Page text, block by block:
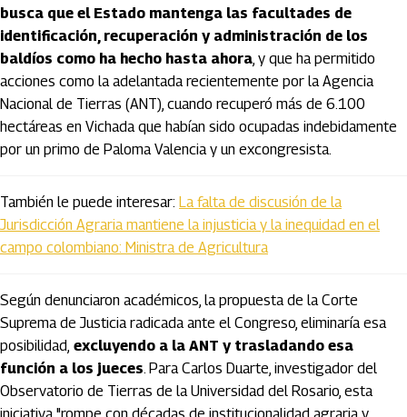
busca que el Estado mantenga las facultades de
identificación, recuperación y administración de los
baldíos como ha hecho hasta ahora, y que ha permitido
acciones como la adelantada recientemente por la Agencia
Nacional de Tierras (ANT), cuando recuperó más de 6.100
hectáreas en Vichada que habían sido ocupadas indebidamente
por un primo de Paloma Valencia y un excongresista.
También le puede interesar: La falta de discusión de la
Jurisdicción Agraria mantiene la injusticia y la inequidad en el
campo colombiano: Ministra de Agricultura
Según denunciaron académicos, la propuesta de la Corte
Suprema de Justicia radicada ante el Congreso, eliminaría esa
posibilidad, excluyendo a la ANT y trasladando esa
función a los jueces. Para Carlos Duarte, investigador del
Observatorio de Tierras de la Universidad del Rosario, esta